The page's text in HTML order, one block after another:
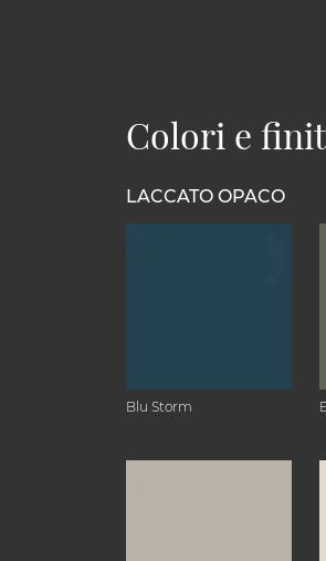
Colori e
LACCATO OPACO
Blu Storm